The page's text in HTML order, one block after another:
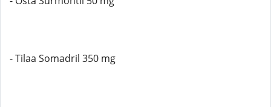
- Tilaa Somadril 350 mg